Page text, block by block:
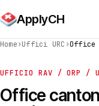
ApplyCH
Home›Uffici URC ›Office
UFFICIO RAV / ORP /
Office